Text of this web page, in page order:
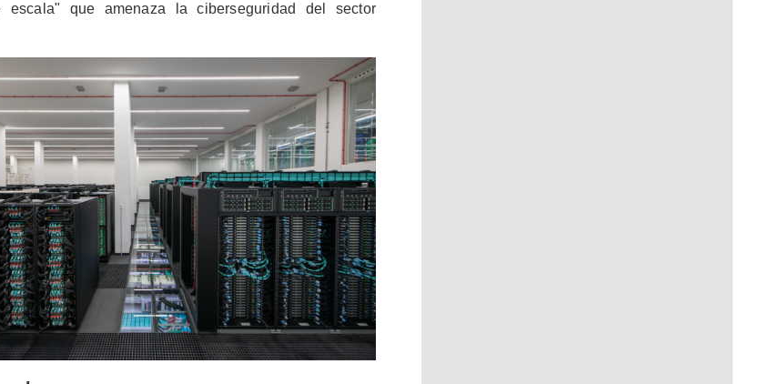
escala" que amenaza la ciberseguridad del sector